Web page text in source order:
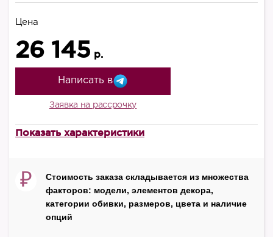
Цена
26 145 р.
Написать в
Заявка на рассрочку
В наличии
Производитель
Страна
Показать характеристики
₽
Стоимость заказа складывается из множества
факторов: модели, элементов декора,
категории обивки, размеров, цвета и наличие
опций